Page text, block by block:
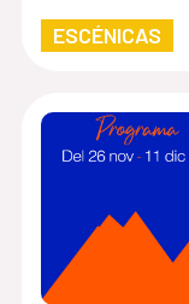
ESCÉNICAS